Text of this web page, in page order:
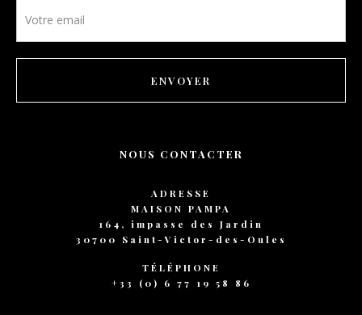
Newsletter
footer
ENVOYER
NOUS CONTACTER
ADRESSE
MAISON PAMPA
164, impasse des Jardin
30700 Saint-Victor-des-Oules
TÉLÉPHONE
+33 (0) 6 77 19 58 86